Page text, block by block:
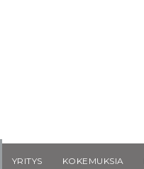
YRITYS KOKEMUKSIA